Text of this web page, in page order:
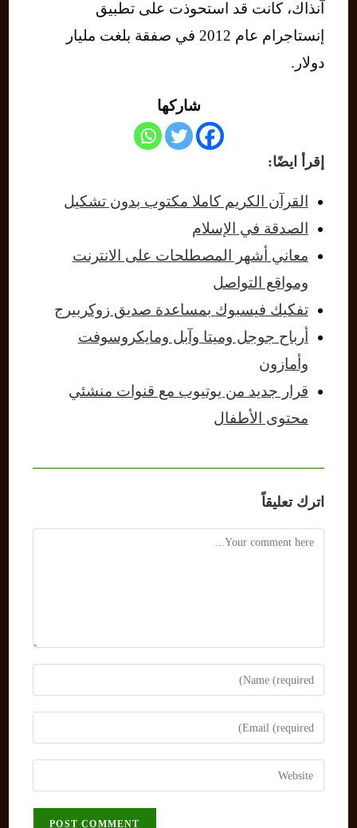
آنذاك، كانت قد استحوذت على تطبيق
إنستاجرام عام 2012 في صفقة بلغت مليار
دولار.
شاركها
إقرأ ايضًا:
القرآن الكريم كاملا مكتوب بدون تشكيل
الصدقة في الإسلام
معاني أشهر المصطلحات على الانترنت
ومواقع التواصل
تفكيك فيسبوك بمساعدة صديق زوكربيرج
أرباح جوجل وميتا وآبل ومايكروسوفت
وأمازون
قرار جديد من يوتيوب مع قنوات منشئي
محتوى الأطفال
اترك تعليقاً
Comment
Enter
your
name
comment
Enter
your
email
address
Enter
your